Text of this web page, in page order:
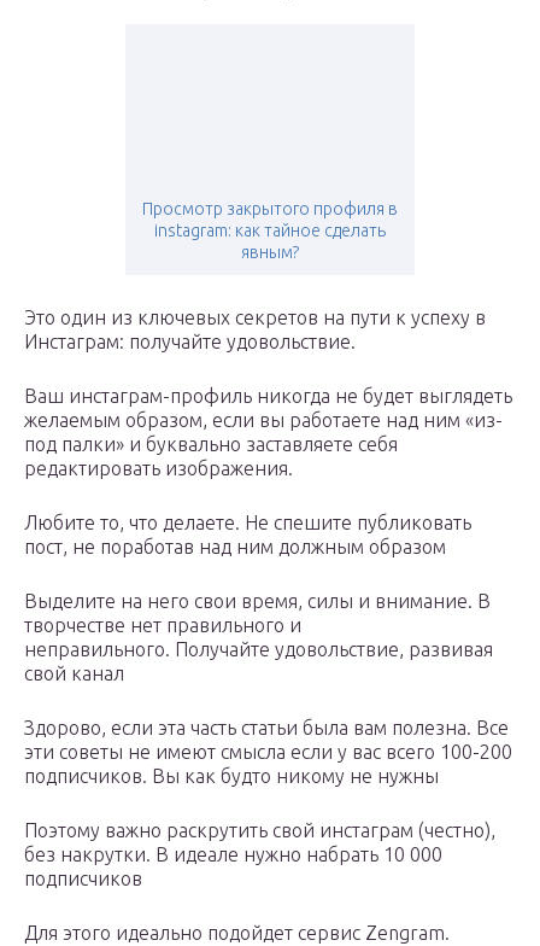
Просмотр закрытого профиля в
instagram: как тайное сделать
явным?
Это один из ключевых секретов на пути к успеху в
Инстаграм: получайте удовольствие.
Ваш инстаграм-профиль никогда не будет выглядеть
желаемым образом, если вы работаете над ним «из-
под палки» и буквально заставляете себя
редактировать изображения.
Любите то, что делаете. Не спешите публиковать
пост, не поработав над ним должным образом
Выделите на него свои время, силы и внимание. В
творчестве нет правильного и
неправильного. Получайте удовольствие, развивая
свой канал
Здорово, если эта часть статьи была вам полезна. Все
эти советы не имеют смысла если у вас всего 100-200
подписчиков. Вы как будто никому не нужны
Поэтому важно раскрутить свой инстаграм (честно),
без накрутки. В идеале нужно набрать 10 000
подписчиков
Для этого идеально подойдет сервис Zengram.